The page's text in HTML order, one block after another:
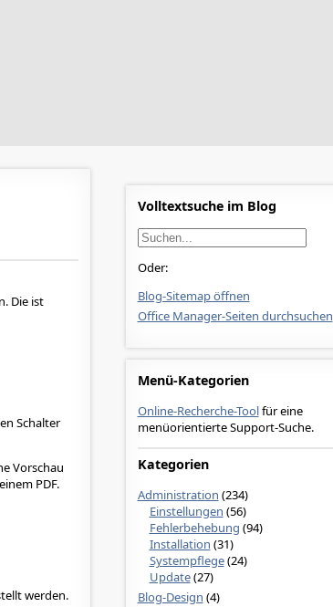
Volltextsuche im Blog
Oder:
Blog-Sitemap öffnen
Office Manager-Seiten durchsuchen
Menü-Kategorien
Online-Recherche-Toolfür eine
menüorientierte Support-Suche.
Kategorien
Administration (234)
Einstellungen (56)
Fehlerbehebung (94)
Installation (31)
Systempflege(24)
Update(27)
Blog-Design (4)
Die ist
Schalter
Vorschau
PDF.
werden.